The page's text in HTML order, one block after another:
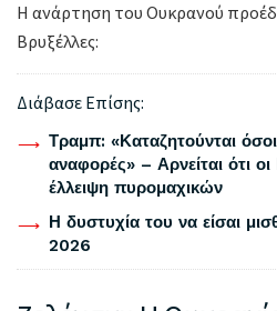
Η ανάρτηση του Ουκρανού
Βρυξέλλες:
Διάβασε Επίσης:
Τραμπ: «Καταζητούνται
αναφορές» – Αρνείται ότι
έλλειψη πυρομαχικών
Η δυστυχία του να είσαι
2026